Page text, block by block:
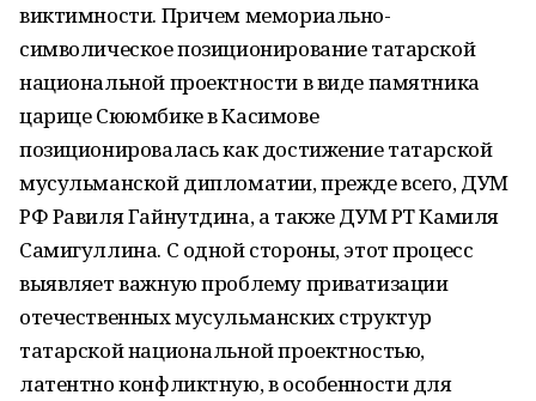
виктимности. Причем мемориально-
символическое позиционирование татарской
национальной проектности в виде памятника
царице Сююмбике в Касимове
позиционировалась как достижение татарской
мусульманской дипломатии, прежде всего, ДУМ
РФ Равиля Гайнутдина, а также ДУМ РТ Камиля
Самигуллина. С одной стороны, этот процесс
выявляет важную проблему приватизации
отечественных мусульманских структур
татарской национальной проектностью,
латентно конфликтную, в особенности для